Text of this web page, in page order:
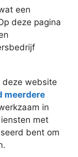
een
deze pagina
deze website
meerdere
in
met
bent om